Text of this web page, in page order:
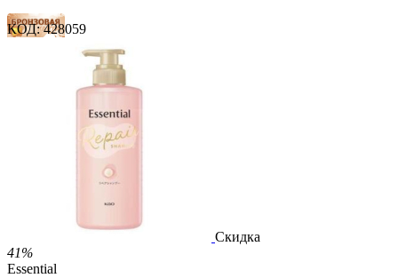
22 балла
37 баллов
1 578.00 Р
за 1.00 мл
КОД: 428059
Скидка
41%
Essential